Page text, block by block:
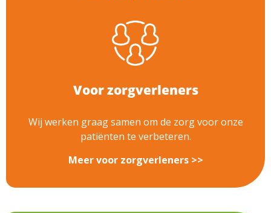
Voor zorgverleners
Wij werken graag samen om de zorg voor onze
patiënten te verbeteren.
Meer voor zorgverleners >>